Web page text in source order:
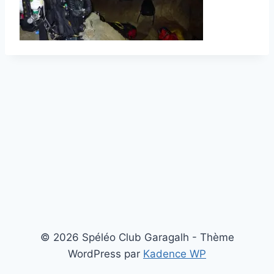
© 2026 Spéléo Club Garagalh - Thème
WordPress par Kadence WP